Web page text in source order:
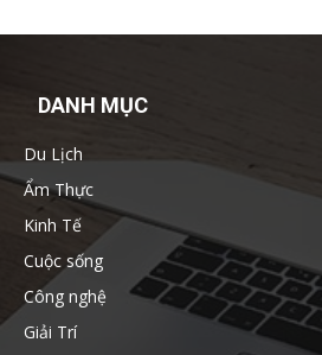
DANH MỤC
Du Lịch
Ẩm Thực
Kinh Tế
Cuộc sống
Công nghệ
Giải Trí